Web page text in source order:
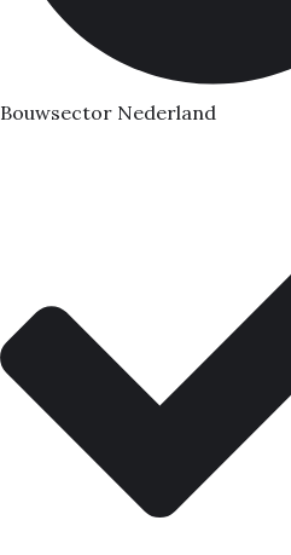
Bouwsector Nederland